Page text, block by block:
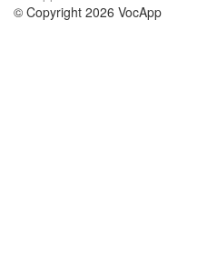
© Copyright 2026 VocApp